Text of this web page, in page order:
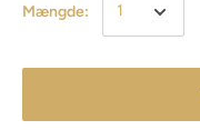
Mængde: